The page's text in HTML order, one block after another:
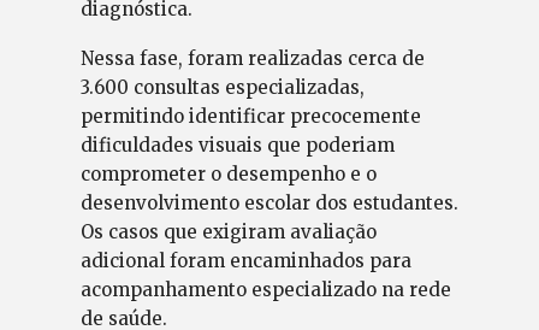
diagnóstica.
Nessa fase, foram realizadas cerca de
3.600 consultas especializadas,
permitindo identificar precocemente
dificuldades visuais que poderiam
comprometer o desempenho e o
desenvolvimento escolar dos estudantes.
Os casos que exigiram avaliação
adicional foram encaminhados para
acompanhamento especializado na rede
de saúde.